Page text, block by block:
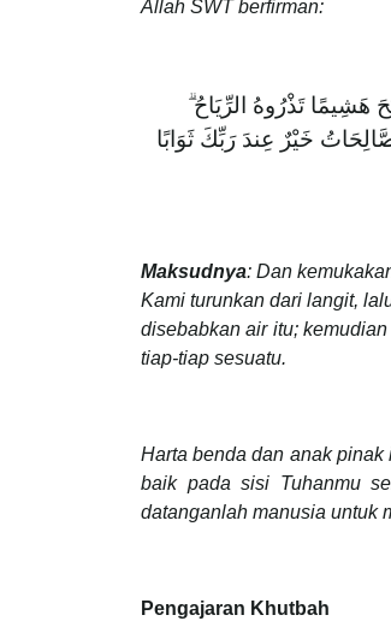
Allah SWT berfirman:
هَشِيمًا تَذْرُوهُ الرِّيَاحُ
خَيْرٌ عِندَ رَبِّكَ ثَوَابًا
Maksudnya: Dan
Kami turunkan dari langit,
disebabkan air itu;
tiap-tiap sesuatu.
Harta benda dan anak
baik pada sisi Tuhanmu
datanganlah manusia untuk
Pengajaran Khutbah